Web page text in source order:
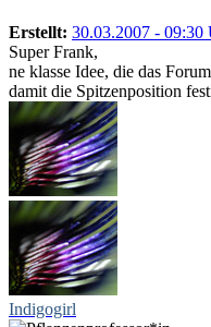
Erstellt: 30.03.2007 - 09:30
Super Frank,
ne klasse Idee, die das
damit die Spitzenposition
Indigogirl